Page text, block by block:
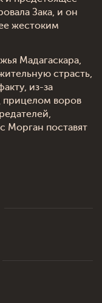
Зака, и он
жестоким
Мадагаскара,
страсть,
из-за
прицелом воров
Морган поставят